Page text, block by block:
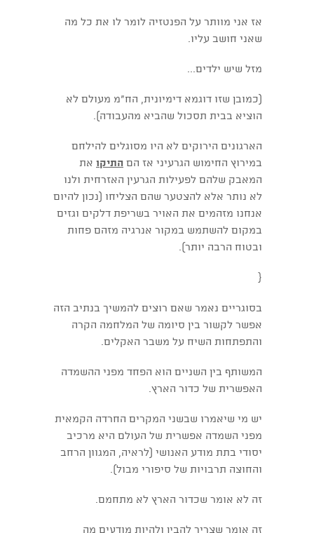
אז אני מוותר על הפנטזיה לומר לו את כל מה
שאני חושב עליו.
מזל שיש ילדים...
(כמובן שזו דוגמא דימיונית, הח"מ מעולם לא
הוציא בבית תסכול שהביא מהעבודה).
הארגונים הירוקים לא היו מסוגלים להילחם
במירוץ החימוש הגרעיני אז הם התיקו את
המאבק שלהם לפעילות הגרעין האזרחית ולנו
לא נותר אלא להצטער שהם הצליחו (נכון להיום
אנחנו מזהמים את האויר בשריפת דלקים וגזים
במקום להשתמש במקור אנרגיה מזהם פחות
ובטוח הרבה יותר).
{
בסוגריים נאמר שאם רוצים להמשיך בנתיב הזה
אפשר לקשור בין סיומה של המלחמה הקרה
והתפתחות השיח על משבר האקלים.
המשותף בין השניים הוא הפחד מפני ההשמדה
האפשרית של כדור הארץ.
יש מי שיאמרו שבשני המקרים החרדה הקמאית
מפני השמדה אפשרית של העולם היא מרכיב
יסודי בתת מודע האנושי (לראיה, המגוון הרחב
והחוצה תרבויות של סיפורי מבול).
זה לא אומר שכדור הארץ לא מתחמם.
זה אומר שצריך להבין ולהיות מודעים מה